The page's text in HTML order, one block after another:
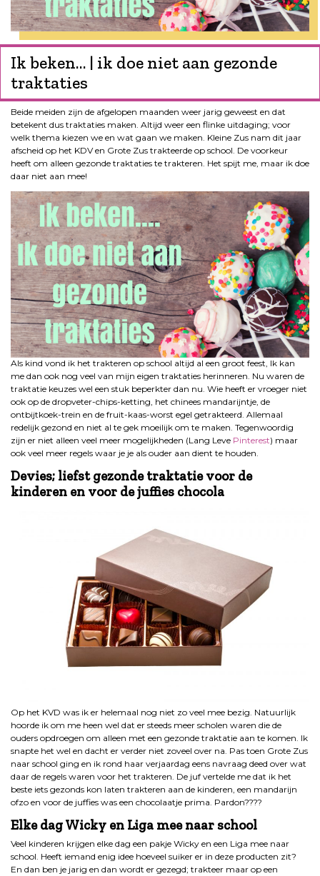
Ik beken… | ik doe niet aan gezonde
traktaties
Beide meiden zijn de afgelopen maanden weer jarig geweest en dat
betekent dus traktaties maken. Altijd weer een flinke uitdaging; voor
welk thema kiezen we en wat gaan we maken. Kleine Zus nam dit jaar
afscheid op het KDV en Grote Zus trakteerde op school. De voorkeur
heeft om alleen gezonde traktaties te trakteren. Het spijt me, maar ik doe
daar niet aan mee!
Als kind vond ik het trakteren op school altijd al een groot feest, Ik kan
me dan ook nog veel van mijn eigen traktaties herinneren. Nu waren de
traktatie keuzes wel een stuk beperkter dan nu. Wie heeft er vroeger niet
ook op de dropveter-chips-ketting, het chinees mandarijntje, de
ontbijtkoek-trein en de fruit-kaas-worst egel getrakteerd. Allemaal
redelijk gezond en niet al te gek moeilijk om te maken. Tegenwoordig
zijn er niet alleen veel meer mogelijkheden (Lang Leve Pinterest) maar
ook veel meer regels waar je je als ouder aan dient te houden.
Devies; liefst gezonde traktatie voor de
kinderen en voor de juffies chocola
Op het KVD was ik er helemaal nog niet zo veel mee bezig. Natuurlijk
hoorde ik om me heen wel dat er steeds meer scholen waren die de
ouders opdroegen om alleen met een gezonde traktatie aan te komen. Ik
snapte het wel en dacht er verder niet zoveel over na. Pas toen Grote Zus
naar school ging en ik rond haar verjaardag eens navraag deed over wat
daar de regels waren voor het trakteren. De juf vertelde me dat ik het
beste iets gezonds kon laten trakteren aan de kinderen, een mandarijn
ofzo en voor de juffies was een chocolaatje prima. Pardon????
Elke dag Wicky en Liga mee naar school
Veel kinderen krijgen elke dag een pakje Wicky en een Liga mee naar
school. Heeft iemand enig idee hoeveel suiker er in deze producten zit?
En dan ben je jarig en dan wordt er gezegd; trakteer maar op een